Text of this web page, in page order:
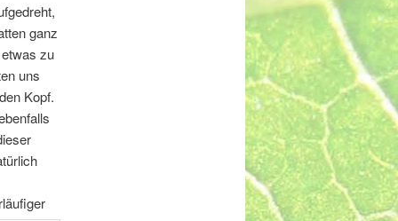
ganz
zu
uns
Kopf.